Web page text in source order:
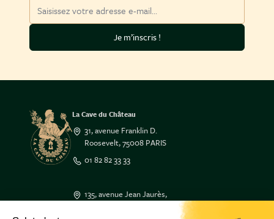
Je m’inscris !
La Cave du Château
31, avenue Franklin D.
Roosevelt, 75008 PARIS
01 82 82 33 33
135, avenue Jean Jaurès,